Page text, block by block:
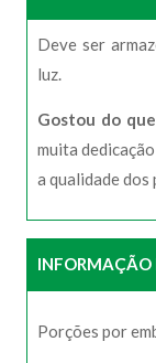
Deve ser
luz.
Gostou do
muita
a qualidade
INFORMAÇÃO
Porções por